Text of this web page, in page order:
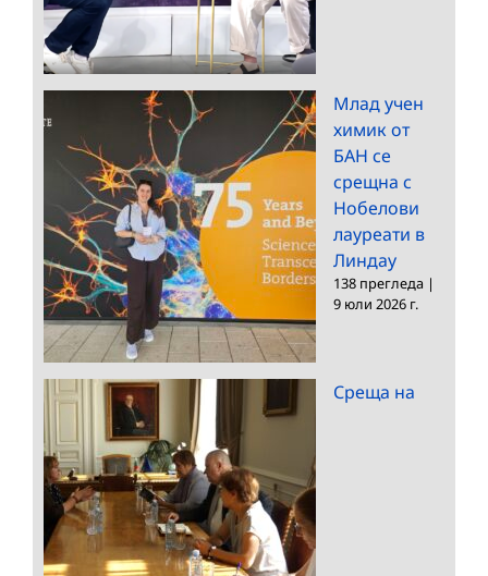
Млад учен
химик от
БАН се
срещна с
Нобелови
лауреати в
Линдау
138 прегледа |
9 юли 2026 г.
Среща на